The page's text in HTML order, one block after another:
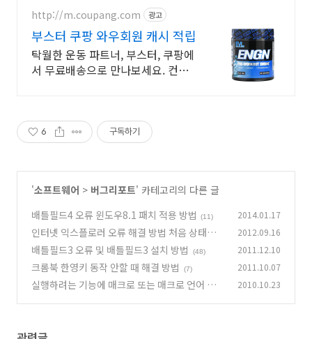
http://m.coupang.com 광고
부스터 쿠팡 와우회원 캐시 적립
탁월한 운동 파트너, 부스터, 쿠팡에
서 무료배송으로 만나보세요. 컨디
6 구독하기
'소프트웨어 > 버그리포트' 카테고리의 다른 글
배틀필드4 오류 윈도우8.1 패치 적용 방법
(11) 2014.01.17
인터넷 익스플로러 오류 해결 방법 처음 상태로
돌리기
(27)
2012.09.16
배틀필드3 오류 및 배틀필드3 설치 방법 (48) 2011.12.10
크롬북 한영키 동작 안할 때 해결 방법 (7) 2011.10.07
실행하려는 기능에 매크로 또는 매크로 언어 지원
트롤 지원 기능을 설치하지 않았습니다. 마..
2010.10.23